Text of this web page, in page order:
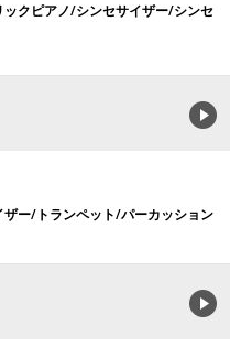
クピアノ/シンセサイザー/シンセ
ー/トランペット/パーカッション